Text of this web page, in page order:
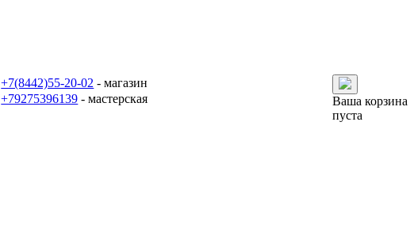
+7(8442)55-20-02 - магазин
+79275396139 - мастерская
Ваша корзина
пуста